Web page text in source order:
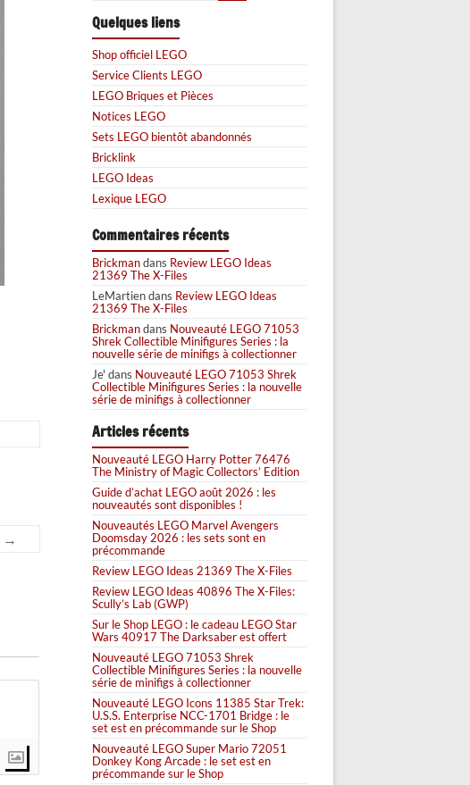
→
Quelques liens
Shop officiel LEGO
Service Clients LEGO
LEGO Briques et Pièces
Notices LEGO
Sets LEGO bientôt abandonnés
Bricklink
LEGO Ideas
Lexique LEGO
Commentaires récents
Brickmandans Review LEGO Ideas
21369 The X-Files
LeMartiendans Review LEGO Ideas
21369 The X-Files
Brickmandans Nouveauté LEGO 71053
Shrek Collectible Minifigures Series : la
nouvelle série de minifigs à collectionner
Je' dans Nouveauté LEGO 71053 Shrek
Collectible Minifigures Series : la nouvelle
série de minifigs à collectionner
Articles récents
Nouveauté LEGO Harry Potter 76476
The Ministry of Magic Collectors’ Edition
Guide d’achat LEGO août 2026 : les
nouveautés sont disponibles !
Nouveautés LEGO Marvel Avengers
Doomsday 2026 : les sets sont en
précommande
Review LEGO Ideas 21369 The X-Files
Review LEGO Ideas 40896 The X-Files:
Scully’s Lab (GWP)
Sur le Shop LEGO : le cadeau LEGO Star
Wars 40917 The Darksaber est offert
Nouveauté LEGO 71053 Shrek
Collectible Minifigures Series : la nouvelle
série de minifigs à collectionner
Nouveauté LEGO Icons 11385 Star Trek:
U.S.S. Enterprise NCC-1701 Bridge : le
set est en précommande sur le Shop
Nouveauté LEGO Super Mario 72051
Donkey Kong Arcade : le set est en
précommande sur le Shop